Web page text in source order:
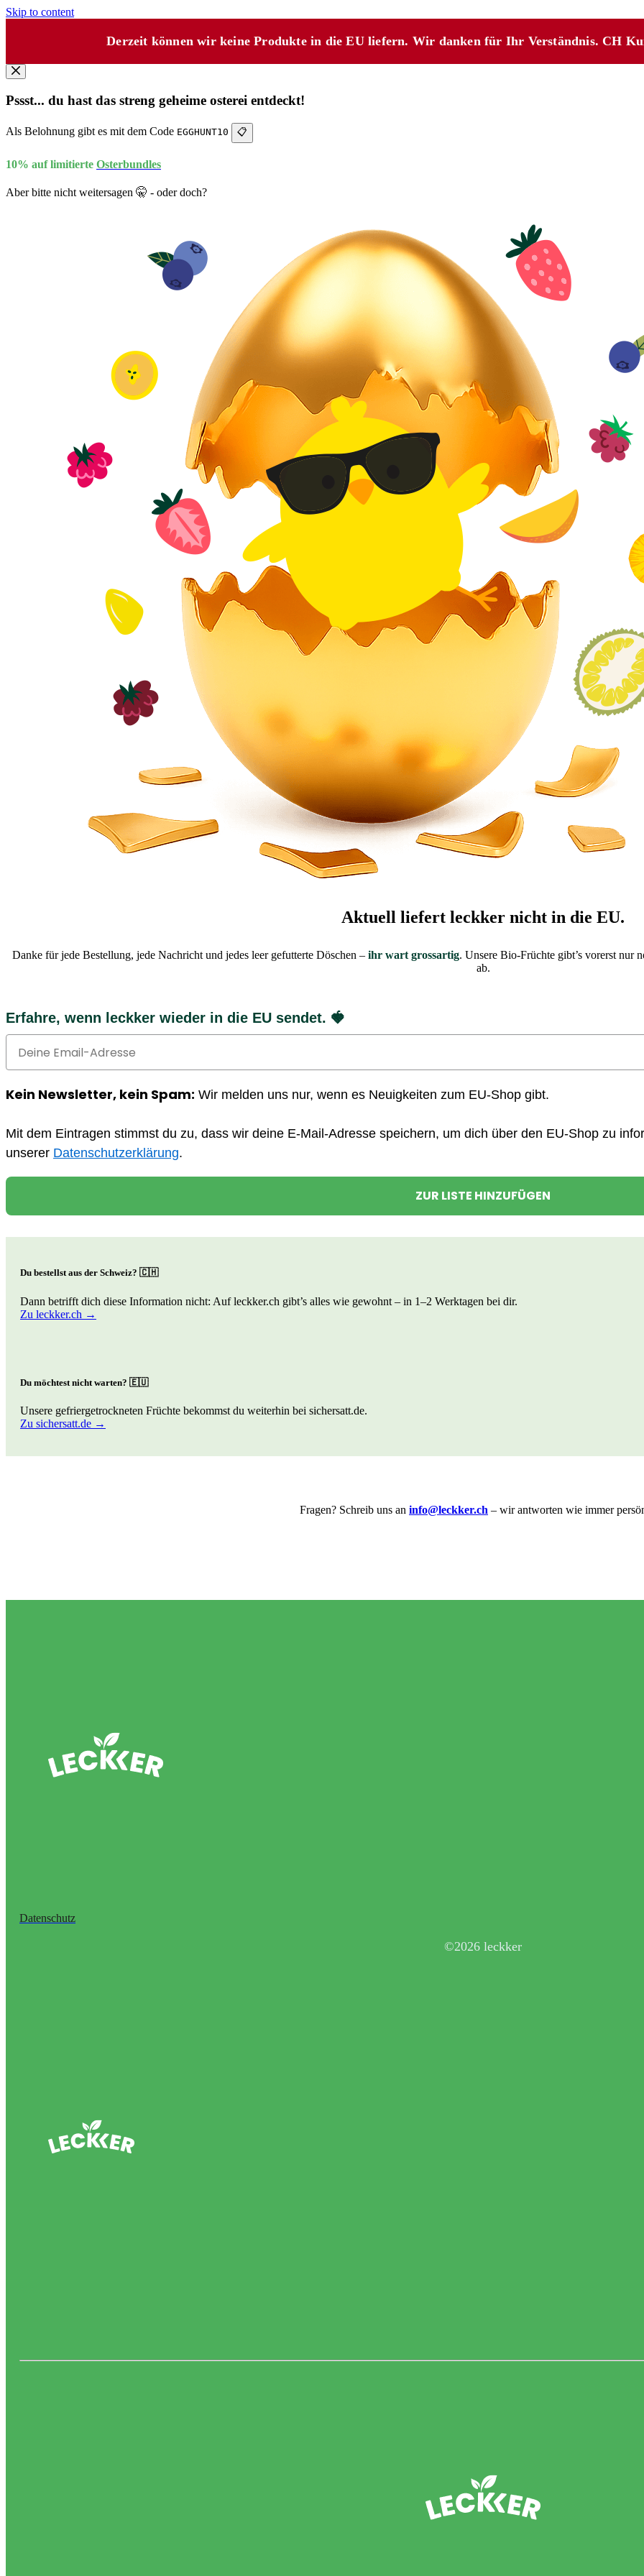
Skip to content
Derzeit können wir keine Produkte in die EU liefern. Wir danken für Ihr Verständnis. CH
Pssst... du hast das streng geheime osterei entdeckt!
Als Belohnung gibt es mit dem Code EGGHUNT10 📋
10% auf limitierte Osterbundles
Aber bitte nicht weitersagen 🤫 - oder doch?
Aktuell liefert leckker nicht in die EU.
Danke für jede Bestellung, jede Nachricht und jedes leer gefutterte Döschen – ihr wart grossartig. Unsere Bio-Früchte gibt’s vorerst nur
ab.
Erfahre, wenn leckker wieder in die EU sendet. 🍓
Kein Newsletter, kein Spam: Wir melden uns nur, wenn es Neuigkeiten zum EU-Shop gibt.
Mit dem Eintragen stimmst du zu, dass wir deine E-Mail-Adresse speichern, um dich über den EU-Shop zu
unserer Datenschutzerklärung.
ZUR LISTE HINZUFÜGEN
Du bestellst aus der Schweiz? 🇨🇭
Dann betrifft dich diese Information nicht: Auf leckker.ch gibt’s alles wie gewohnt – in 1–2 Werktagen bei dir.
Zu leckker.ch →
Du möchtest nicht warten? 🇪🇺
Unsere gefriergetrockneten Früchte bekommst du weiterhin bei sichersatt.de.
Zu sichersatt.de →
Fragen? Schreib uns an info@leckker.ch – wir antworten wie immer
Datenschutz
©2026 leckker